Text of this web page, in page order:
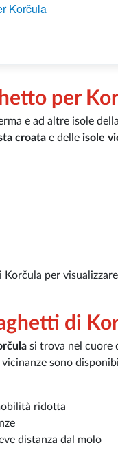
Korčula
per
e ad altre isole
croata e delle isole
Korčula per visualizzare
di
si trova nel cuore
sono
ridotta
distanza dal molo